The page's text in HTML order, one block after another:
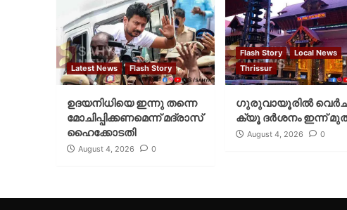
Latest News Flash Story
ഉദയനിധിയെ ഇന്നു തന്നെ
മോചിപ്പിക്കണമെന്ന് മദ്രാസ്
ഹൈക്കോടതി
August 4, 2026 0
Flash Story
Local News
Thrissur
ഗുരുവായൂരില്‍
ക്യൂ ദര്‍ശനം ഇന്ന്
August 4, 2026 0